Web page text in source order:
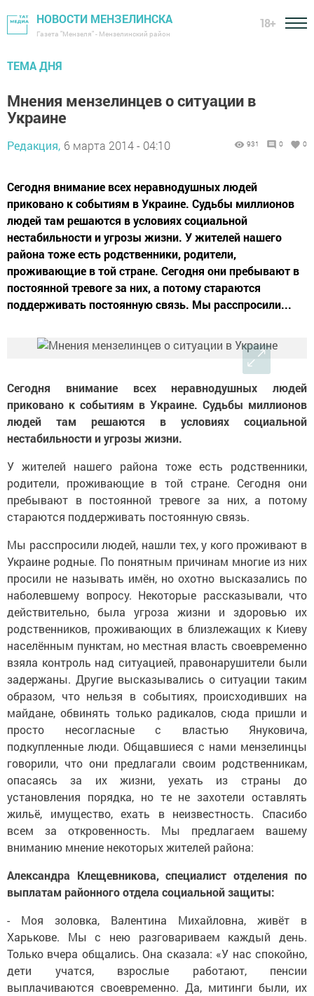
НОВОСТИ МЕНЗЕЛИНСКА
Газета "Мензеля" - Мензелинский район
18+
ТЕМА ДНЯ
Мнения мензелинцев о ситуации в
Украине
Редакция, 6 марта 2014 - 04:10 931 0 0
Сегодня внимание всех неравнодушных людей
приковано к событиям в Украине. Судьбы миллионов
людей там решаются в условиях социальной
нестабильности и угрозы жизни. У жителей нашего
района тоже есть родственники, родители,
проживающие в той стране. Сегодня они пребывают в
постоянной тревоге за них, а потому стараются
поддерживать постоянную связь. Мы расспросили...
Сегодня внимание всех неравнодушных людей
приковано к событиям в Украине. Судьбы миллионов
людей там решаются в условиях социальной
нестабильности и угрозы жизни.
У жителей нашего района тоже есть родственники,
родители, проживающие в той стране. Сегодня они
пребывают в постоянной тревоге за них, а потому
стараются поддерживать постоянную связь.
Мы расспросили людей, нашли тех, у кого проживают в
Украине родные. По понятным причинам многие из них
просили не называть имён, но охотно высказались по
наболевшему вопросу. Некоторые рассказывали, что
действительно, была угроза жизни и здоровью их
родственников, проживающих в близлежащих к Киеву
населённым пунктам, но местная власть своевременно
взяла контроль над ситуацией, правонарушители были
задержаны. Другие высказывались о ситуации таким
образом, что нельзя в событиях, происходивших на
майдане, обвинять только радикалов, сюда пришли и
просто несогласные с властью Януковича,
подкупленные люди. Общавшиеся с нами мензелинцы
говорили, что они предлагали своим родственникам,
опасаясь за их жизни, уехать из страны до
установления порядка, но те не захотели оставлять
жильё, имущество, ехать в неизвестность. Спасибо
всем за откровенность. Мы предлагаем вашему
вниманию мнение некоторых жителей района:
Александра Клещевникова, специалист отделения по
выплатам районного отдела социальной защиты:
- Моя золовка, Валентина Михайловна, живёт в
Харькове. Мы с нею разговариваем каждый день.
Только вчера общались. Она сказала: «У нас спокойно,
дети учатся, взрослые работают, пенсии
выплачиваются своевременно. Да, митинги были, их